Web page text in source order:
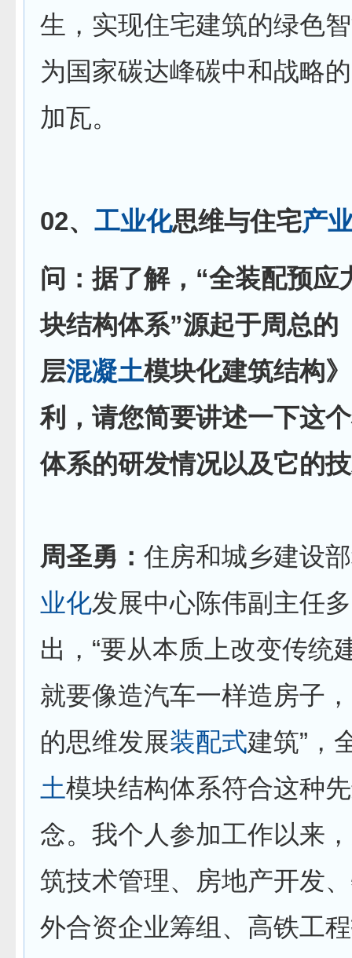
生，实现住宅建筑的绿色
为国家碳达峰碳中和战略
加瓦。
02、 工业化思维与住宅产
问：据了解，“全装配预应
块结构体系”源起于周总的
层混凝土模块化建筑结构
利，请您简要讲述一下这
体系的研发情况以及它的
周圣勇： 住房和城乡建设
业化发展中心陈伟副主任
出，“要从本质上改变传统
就要像造汽车一样造房子
的思维发展装配式建筑”，
土模块结构体系符合这种
念。我个人参加工作以来
筑技术管理、房地产开发
外合资企业筹组、高铁工